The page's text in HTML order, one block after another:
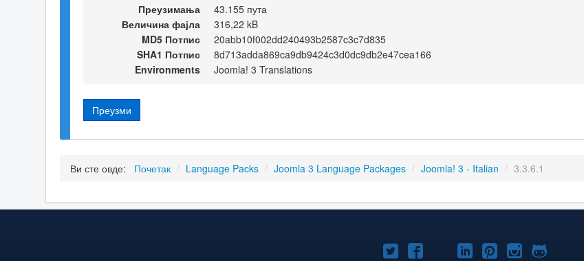
Преузимања
43.155 пута
Величина фајла
316,22 kB
MD5 Потпис
20abb10f002dd240493b2587c3c7d835
SHA1 Потпис
8d713adda869ca9db9424c3d0dc9db2e47cea166
Environments
Joomla! 3 Translations
Преузми
Ви сте овде: Почетак / Language Packs / Joomla 3 Language Packages / Joomla! 3 - Italian / 3.3.6.1
Joomla!Joomla!Joomla!
Joomla!Joomla!
Joomla!Joomla!